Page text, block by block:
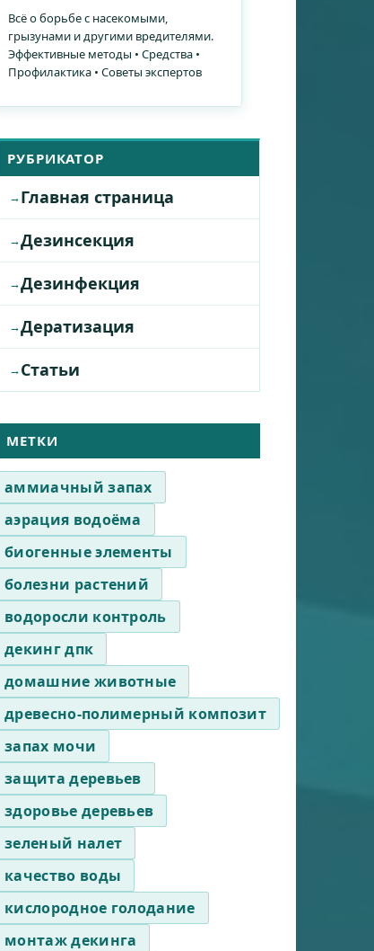
Всё о борьбе с насекомыми,
грызунами и другими вредителями.
Эффективные методы • Средства •
Профилактика • Советы экспертов
РУБРИКАТОР
Главная страница
Дезинсекция
Дезинфекция
Дератизация
Статьи
МЕТКИ
аммиачный запах
аэрация водоёма
биогенные элементы
болезни растений
водоросли контроль
декинг дпк
домашние животные
древесно-полимерный композит
запах мочи
защита деревьев
здоровье деревьев
зеленый налет
качество воды
кислородное голодание
монтаж декинга